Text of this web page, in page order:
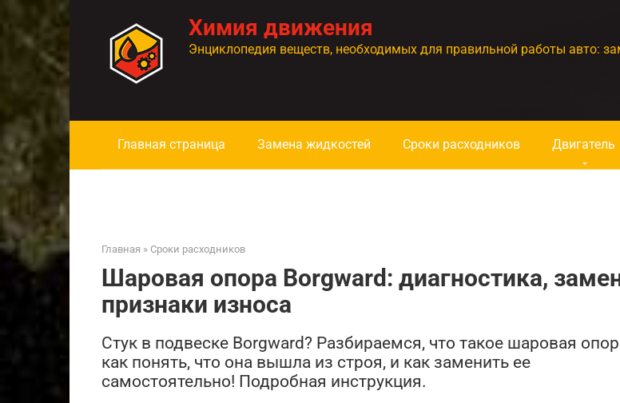
контенту
Химия движения
Энциклопедия веществ, необходимых для правильной работы авто:
Главная страница Замена жидкостей Сроки расходников Двигатель
Главная » Сроки расходников
Шаровая опора Borgward: диагностика,
признаки износа
Стук в подвеске Borgward? Разбираемся, что такое шаровая
как понять, что она вышла из строя, и как заменить ее
самостоятельно! Подробная инструкция.